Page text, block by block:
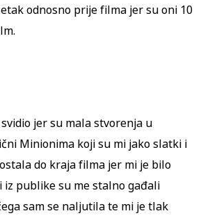
odnosno prije filma jer su oni 10
jer su mala stvorenja u
Minionima koji su mi jako slatki i
do kraja filma jer mi je bilo
iz publike su me stalno gađali
sam se naljutila te mi je tlak